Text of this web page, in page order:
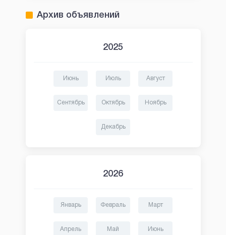
Архив объявлений
2025
Июнь Июль Август
Сентябрь Октябрь Ноябрь
Декабрь
2026
Январь Февраль Март
Апрель Май Июнь